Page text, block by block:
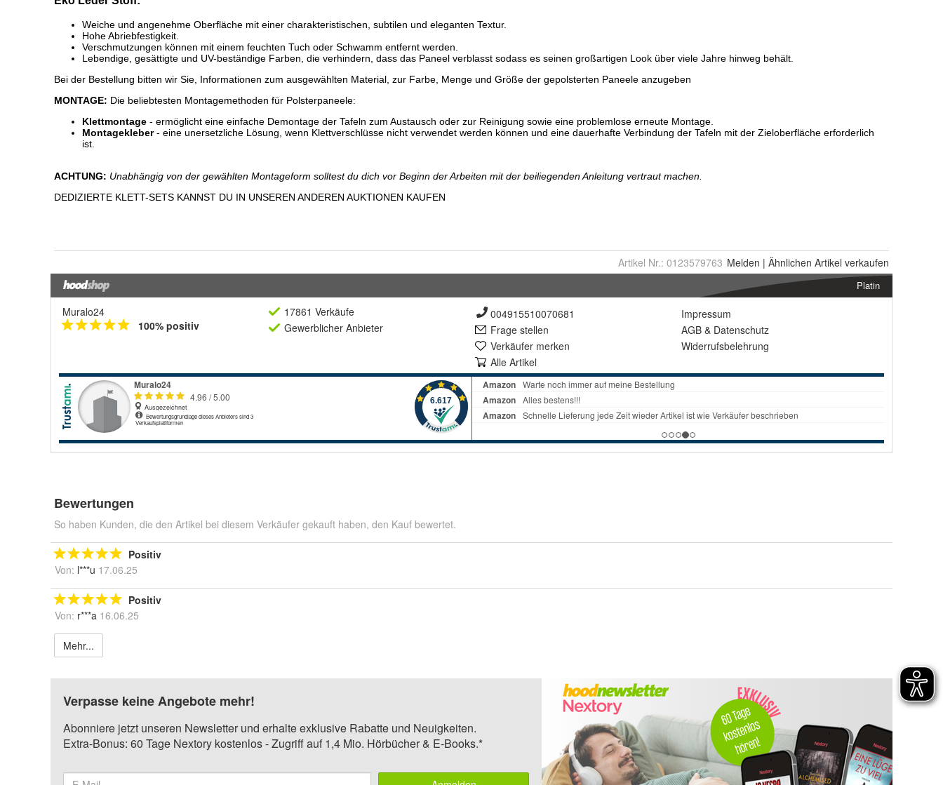
Artikel Nr.: 0123579763 Melden | Ähnlichen Artikel verkaufen
Platin
Muralo24
100% positiv
17861 Verkäufe
Gewerblicher Anbieter
004915510070681
Frage stellen
Verkäufer merken
Alle Artikel
Impressum
AGB & Datenschutz
Widerrufsbelehrung
Bewertungen
So haben Kunden, die den Artikel bei diesem Verkäufer gekauft haben, den Kauf bewertet.
Positiv
Von: l***u 17.06.25
Positiv
Von: r***a 16.06.25
Mehr...
Verpasse keine Angebote mehr!
Abonniere jetzt unseren Newsletter und erhalte exklusive Rabatte und Neuigkeiten.
Extra-Bonus: 60 Tage Nextory kostenlos - Zugriff auf 1,4 Mio. Hörbücher & E-Books.*